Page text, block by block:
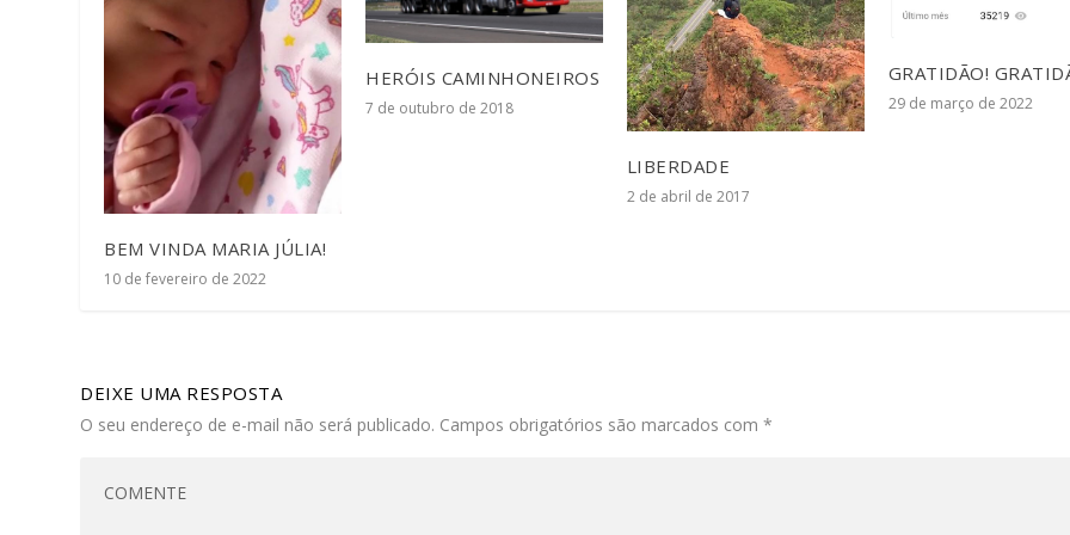
BEM VINDA MARIA JÚLIA!
10 de fevereiro de 2022
HERÓIS CAMINHONEIROS
7 de outubro de 2018
LIBERDADE
2 de abril de 2017
GRATIDÃO!
29 de março de 2022
DEIXE UMA RESPOSTA
O seu endereço de e-mail não será publicado. Campos obrigatórios são marcados com*